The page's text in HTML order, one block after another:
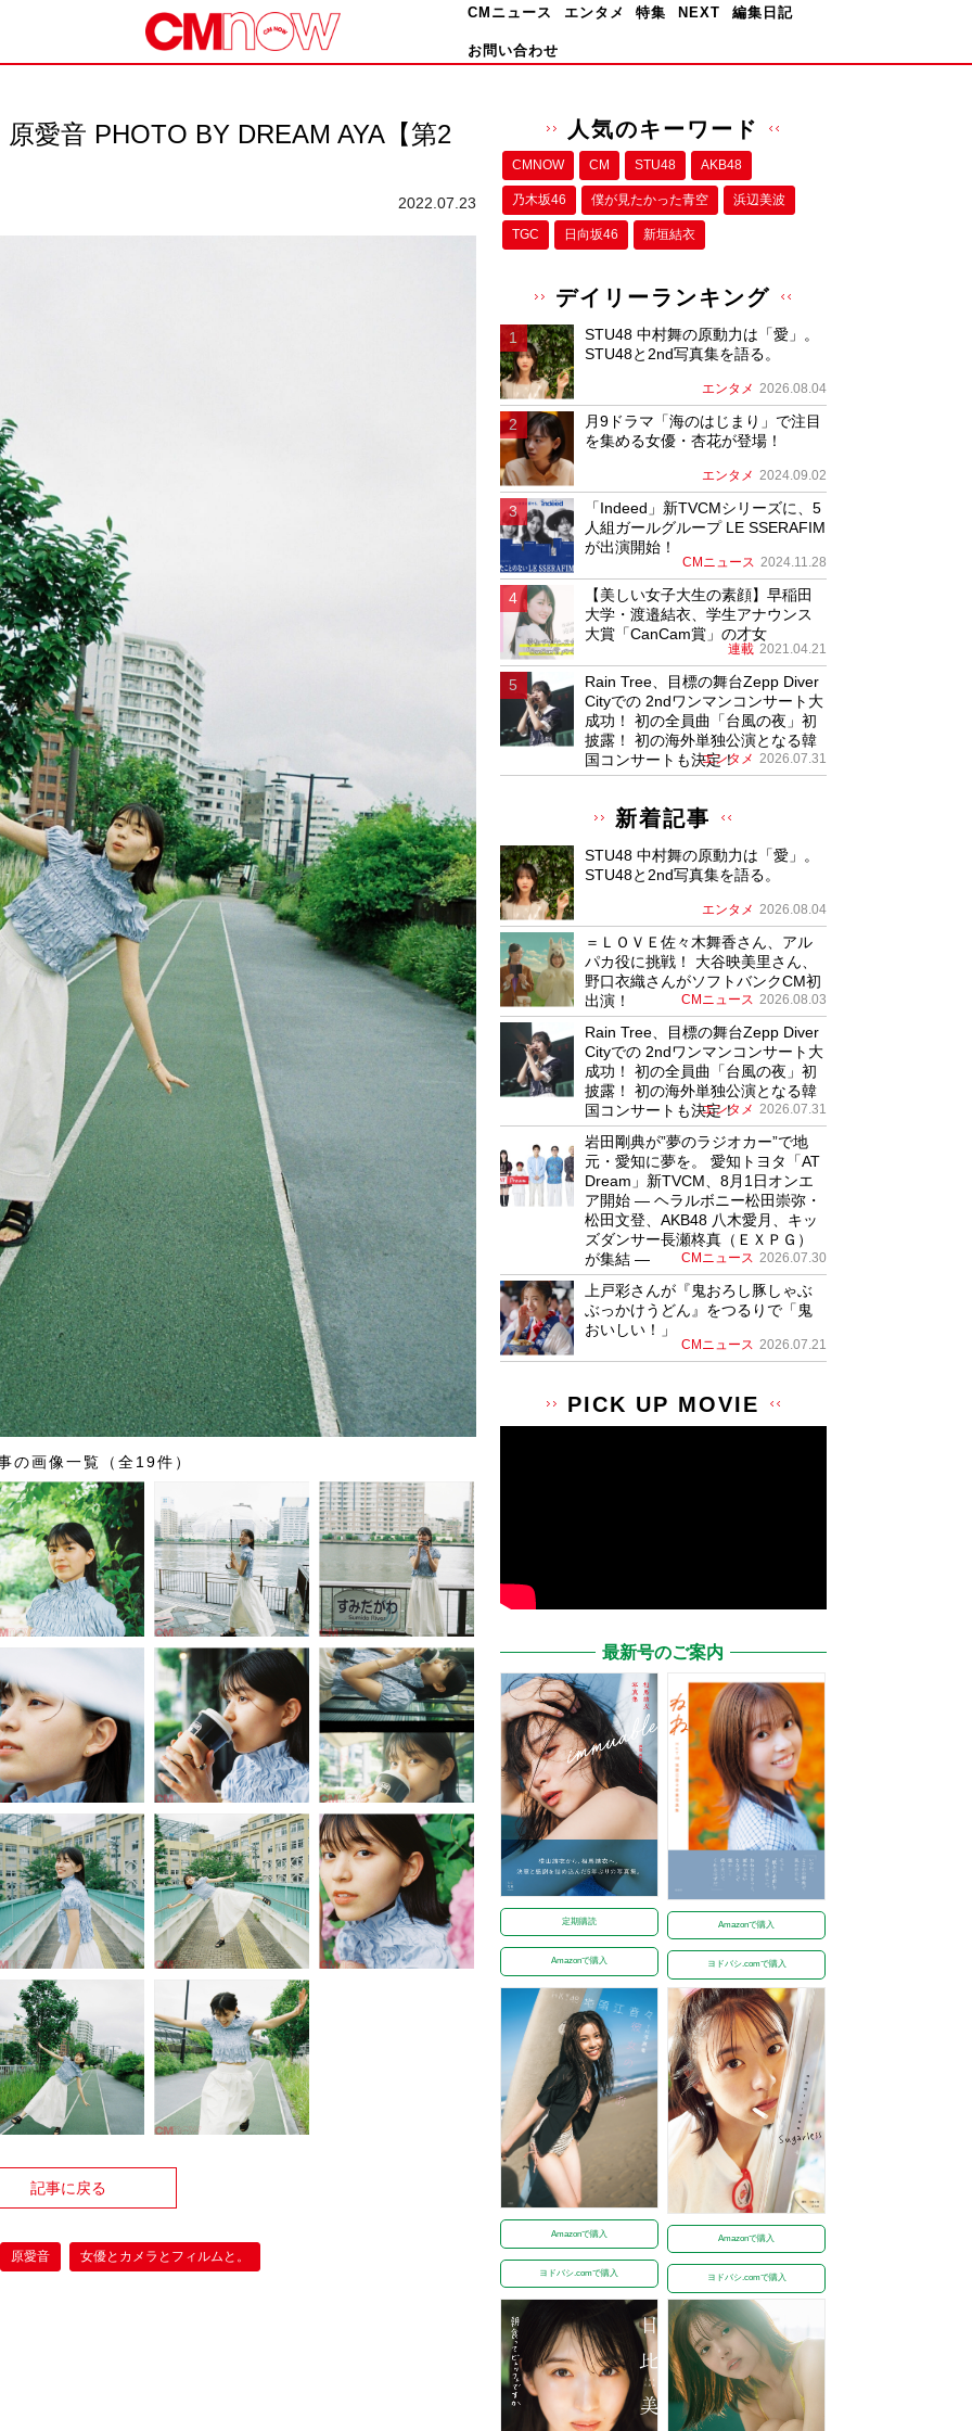
CMニュース エンタメ 特集 NEXT 編集日記
お問い合わせ
愛音 PHOTO BY DREAM AYA【第2
2022.07.23
の画像一覧（全19件）
記事に戻る
原愛音 女優とカメラとフィルムと。
人気のキーワード
CMNOW CM STU48 AKB48
乃木坂46 僕が⾒たかった⻘空 浜辺美波
TGC 日向坂46 新垣結衣
デイリーランキング
STU48 中村舞の原動力は「愛」。
STU48と2nd写真集を語る。
エンタメ 2026.08.04
月9ドラマ「海のはじまり」で注目
を集める女優・杏花が登場！
エンタメ 2024.09.02
「Indeed」新TVCMシリーズに、5
人組ガールグループ LE SSERAFIM
が出演開始！
CMニュース 2024.11.28
【美しい女子大生の素顔】早稲田
大学・渡邉結衣、学生アナウンス
大賞「CanCam賞」の才女
連載 2021.04.21
Rain Tree、目標の舞台Zepp Diver
Cityでの 2ndワンマンコンサート大
成功！ 初の全員曲「台風の夜」初
披露！ 初の海外単独公演となる韓
国コンサートも決定！
エンタメ 2026.07.31
新着記事
STU48 中村舞の原動力は「愛」。
STU48と2nd写真集を語る。
エンタメ 2026.08.04
＝ＬＯＶＥ佐々木舞香さん、アル
パカ役に挑戦！ 大谷映美里さん、
野口衣織さんがソフトバンクCM初
出演！
CMニュース 2026.08.03
Rain Tree、目標の舞台Zepp Diver
Cityでの 2ndワンマンコンサート大
成功！ 初の全員曲「台風の夜」初
披露！ 初の海外単独公演となる韓
国コンサートも決定！
エンタメ 2026.07.31
岩田剛典が”夢のラジオカー”で地
元・愛知に夢を。 愛知トヨタ「AT
Dream」新TVCM、8月1日オンエ
ア開始 ― ヘラルボニー松田崇弥・
松田文登、AKB48 八木愛月、キッ
ズダンサー長瀬柊真（ＥＸＰＧ）
が集結 ―
CMニュース 2026.07.30
上戸彩さんが『鬼おろし豚しゃぶ
ぶっかけうどん』をつるりで「鬼
おいしい！」
CMニュース 2026.07.21
PICK UP MOVIE
最新号のご案内
定期購読
Amazonで購入
Amazonで購入
ヨドバシ.comで購入
Amazonで購入
ヨドバシ.comで購入
Amazonで購入
ヨドバシ.comで購入